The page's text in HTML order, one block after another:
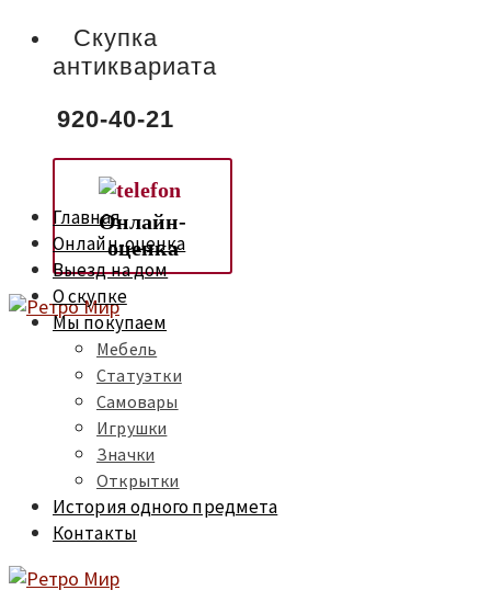
Скупка
антиквариата
920-40-21
Онлайн-
оценка
Главная
Онлайн-оценка
Выезд на дом
О скупке
Мы покупаем
Мебель
Статуэтки
Самовары
Игрушки
Значки
Открытки
История одного предмета
Контакты